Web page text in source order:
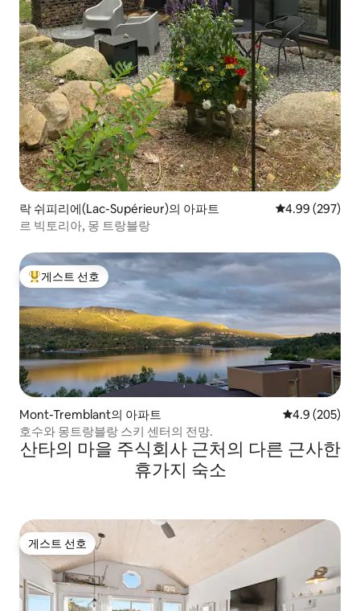
락 쉬피리에(Lac-Supérieur)의 아파트 평점 4.99점(5
4.99 (297)
르 빅토리아, 몽 트랑블랑
상위 게스트 선호
게스트 선호
Mont-Tremblant의 아파트 평점 4.9점(5
4.9 (205)
호수와 몽트랑블랑 스키 센터의 전망.
산타의 마을 주식회사 근처의 다른 근사한
휴가지 숙소
게스트 선호
게스트 선호